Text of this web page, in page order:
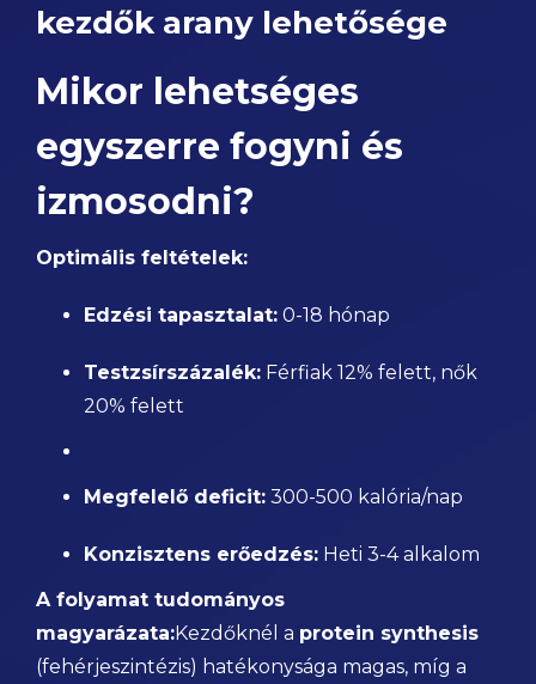
kezdők arany lehetősége
Mikor lehetséges
egyszerre fogyni és
izmosodni?
Optimális feltételek:
Edzési tapasztalat: 0-18 hónap
Testzsírszázalék: Férfiak 12% felett, nők
20% felett
Megfelelő deficit: 300-500 kalória/nap
Konzisztens erőedzés: Heti 3-4 alkalom
A folyamat tudományos
magyarázata:Kezdőknél a protein synthesis
(fehérjeszintézis) hatékonysága magas, míg a